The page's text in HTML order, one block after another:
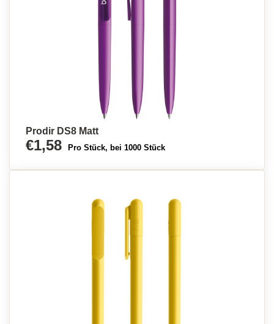
Prodir DS8 Matt
€1,58 Pro Stück, bei 1000 Stück